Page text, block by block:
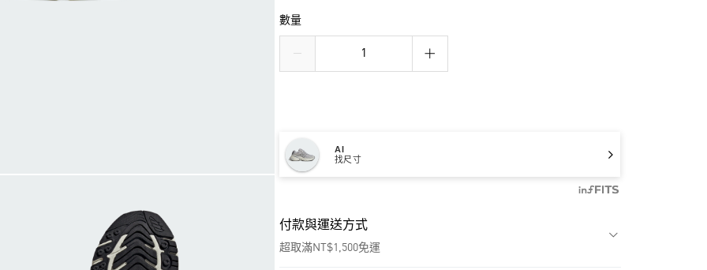
數量
AI
找尺寸
付款與運送方式
超取滿NT$1,500免運